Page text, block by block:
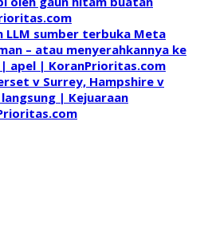
LLM sumber terbuka Meta
– atau menyerahkannya ke
apel | KoranPrioritas.com
v Surrey, Hampshire v
langsung | Kejuaraan